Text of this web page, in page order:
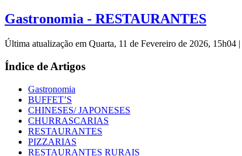
Gastronomia - RESTAURANTES
Última atualização em Quarta, 11 de Fevereiro de 2026, 15h04 |
Índice de Artigos
Gastronomia
BUFFET’S
CHINESES/ JAPONESES
CHURRASCARIAS
RESTAURANTES
PIZZARIAS
RESTAURANTES RURAIS